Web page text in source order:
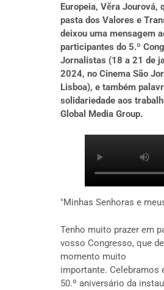
Europeia, Věra Jourová,
pasta dos Valores e
deixou uma mensagem
participantes do 5.º
Jornalistas (18 a 21 de
2024, no Cinema São
Lisboa), e também
solidariedade aos
Global Media Group.
"Minhas Senhoras e
Tenho muito prazer em
vosso Congresso, que
momento muito
importante. Celebramos
50.º aniversário da